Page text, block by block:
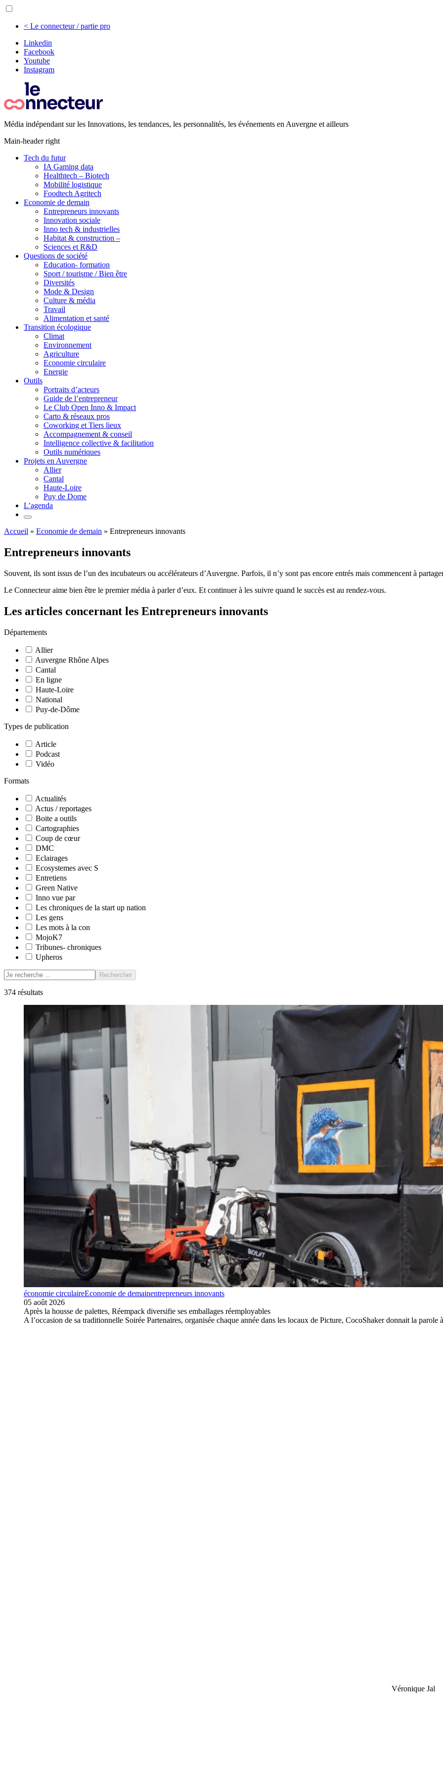
< Le connecteur / partie pro
Linkedin
Facebook
Youtube
Instagram
Média indépendant sur les Innovations, les tendances, les personnalités, les événements en Auvergne et ailleurs
Main-header right
Tech du futur
IA Gaming data
Healthtech – Biotech
Mobilité logistique
Foodtech Agritech
Economie de demain
Entrepreneurs innovants
Innovation sociale
Inno tech & industrielles
Habitat & construction –
Sciences et R&D
Questions de société
Education- formation
Sport / tourisme / Bien être
Diversités
Mode & Design
Culture & média
Travail
Alimentation et santé
Transition écologique
Climat
Environnement
Agriculture
Economie circulaire
Energie
Outils
Portraits d’acteurs
Guide de l’entrepreneur
Le Club Open Inno & Impact
Carto & réseaux pros
Coworking et Tiers lieux
Accompagnement & conseil
Intelligence collective & facilitation
Outils numériques
Projets en Auvergne
Allier
Cantal
Haute-Loire
Puy de Dome
L’agenda
Accueil » Economie de demain » Entrepreneurs innovants
Entrepreneurs innovants
Souvent, ils sont issus de l’un des incubateurs ou accélérateurs d’Auvergne. Parfois, il n’y sont pas encore entrés mais commencent à
Le Connecteur aime bien être le premier média à parler d’eux. Et continuer à les suivre quand le succès est au rendez-vous.
Les articles concernant les Entrepreneurs innovants
Départements
Allier
Auvergne Rhône Alpes
Cantal
En ligne
Haute-Loire
National
Puy-de-Dôme
Types de publication
Article
Podcast
Vidéo
Formats
Actualités
Actus / reportages
Boite a outils
Cartographies
Coup de cœur
DMC
Eclairages
Ecosystemes avec S
Entretiens
Green Native
Inno vue par
Les chroniques de la start up nation
Les gens
Les mots à la con
MojoK7
Tribunes- chroniques
Upheros
Rechercher
374 résultats
économie circulaireEconomie de demainentrepreneurs innovants
05 août 2026
Après la housse de palettes, Réempack diversifie ses emballages réemployables
A l’occasion de sa traditionnelle Soirée Partenaires, organisée chaque année dans les locaux de Picture, CocoShaker donnait la
Véronique Jal